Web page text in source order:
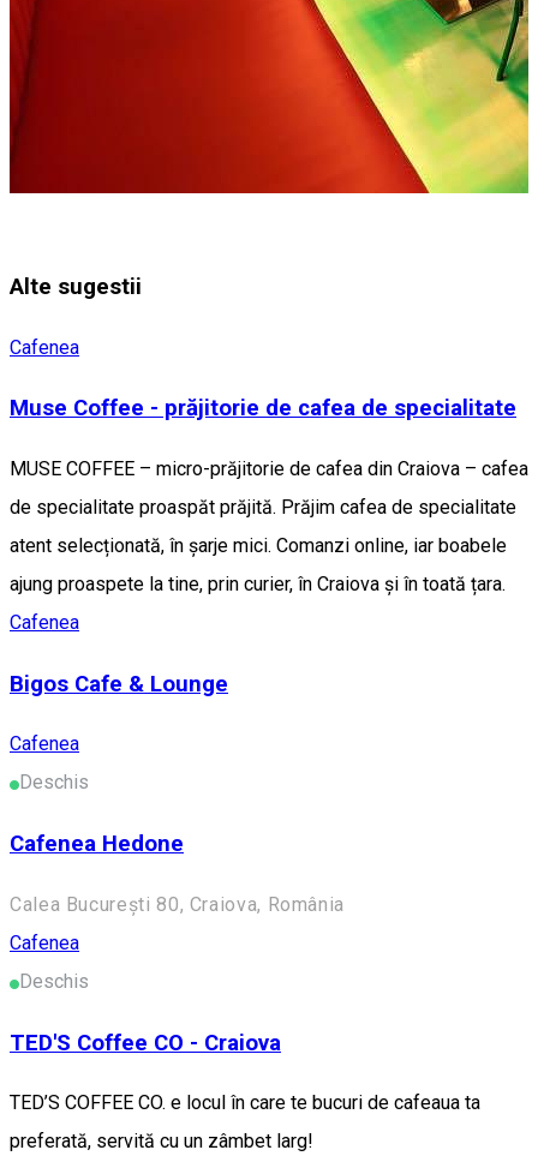
Alte sugestii
Cafenea
Muse Coffee - prăjitorie de cafea de specialitate
MUSE COFFEE – micro-prăjitorie de cafea din Craiova – cafea
de specialitate proaspăt prăjită. Prăjim cafea de specialitate
atent selecționată, în șarje mici. Comanzi online, iar boabele
ajung proaspete la tine, prin curier, în Craiova și în toată țara.
Cafenea
Bigos Cafe & Lounge
Cafenea
Deschis
Cafenea Hedone
Calea București 80, Craiova, România
Cafenea
Deschis
TED'S Coffee CO - Craiova
TED’S COFFEE CO. e locul în care te bucuri de cafeaua ta
preferată, servită cu un zâmbet larg!